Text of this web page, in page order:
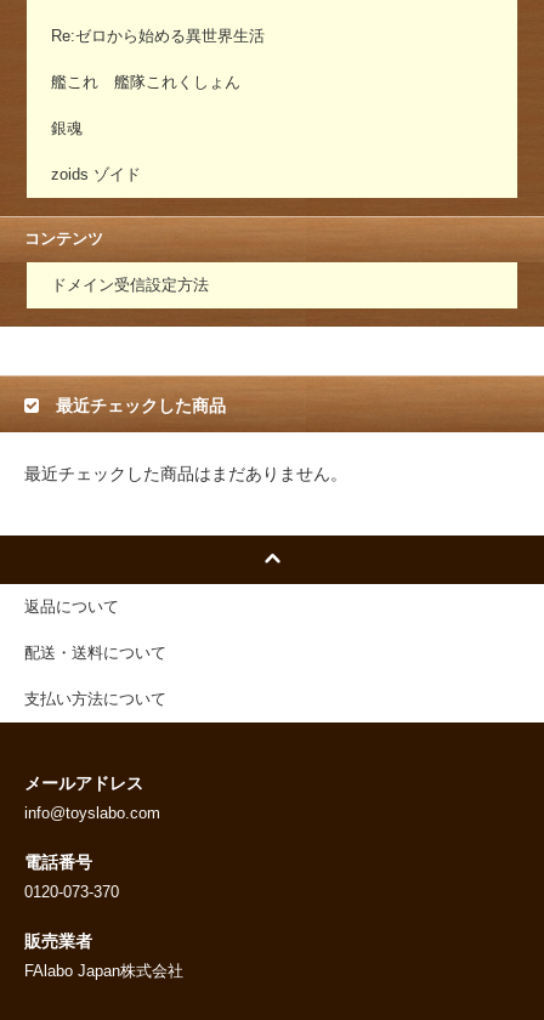
Re:ゼロから始める異世界生活
艦これ 艦隊これくしょん
銀魂
zoids ゾイド
コンテンツ
ドメイン受信設定方法
最近チェックした商品
最近チェックした商品はまだありません。
返品について
配送・送料について
支払い方法について
メールアドレス
info@toyslabo.com
電話番号
0120-073-370
販売業者
FAlabo Japan株式会社